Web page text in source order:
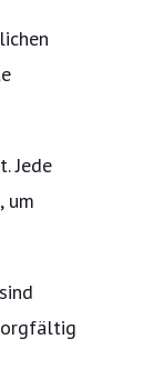
Jede
um